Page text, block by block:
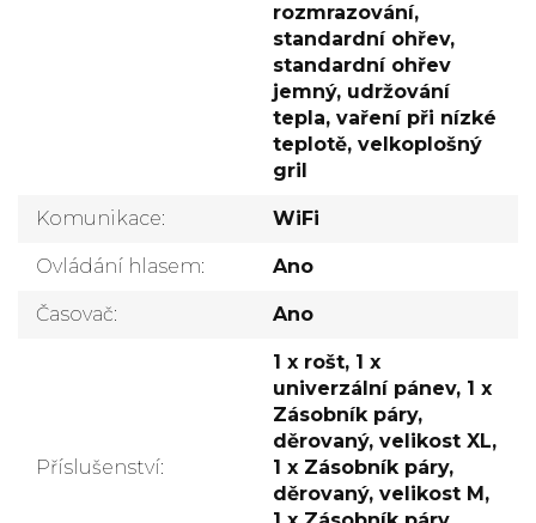
rozmrazování,
standardní ohřev,
standardní ohřev
jemný, udržování
tepla, vaření při nízké
teplotě, velkoplošný
gril
Komunikace: WiFi
Ovládání hlasem: Ano
Časovač: Ano
Příslušenství:
1 x rošt, 1 x
univerzální pánev, 1 x
Zásobník páry,
děrovaný, velikost XL,
1 x Zásobník páry,
děrovaný, velikost M,